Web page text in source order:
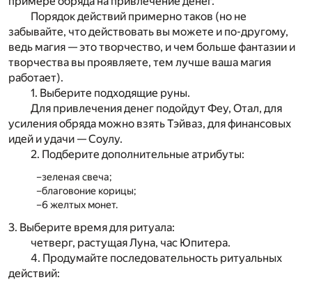
Порядок действий примерно таков (но не
забывайте, что действовать вы можете и по-другому,
ведь магия — это творчество, и чем больше фантазии и
творчества вы проявляете, тем лучше ваша магия
работает).
1. Выберите подходящие руны.
Для привлечения денег подойдут Феу, Отал, для
усиления обряда можно взять Тэйваз, для финансовых
идей и удачи — Соулу.
2. Подберите дополнительные атрибуты:
зеленая свеча;
благовоние корицы;
6 желтых монет.
3. Выберите время для ритуала:
четверг, растущая Луна, час Юпитера.
4. Продумайте последовательность ритуальных
действий: